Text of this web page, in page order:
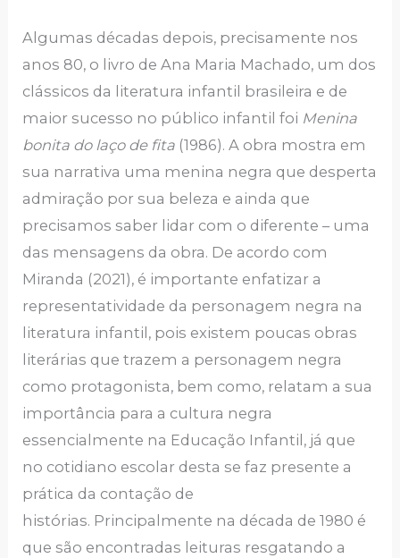
Algumas décadas depois, precisamente nos
anos 80, o livro de Ana Maria Machado, um dos
clássicos da literatura infantil brasileira e de
maior sucesso no público infantil foi Menina
bonita do laço de fita (1986). A obra mostra em
sua narrativa uma menina negra que desperta
admiração por sua beleza e ainda que
precisamos saber lidar com o diferente – uma
das mensagens da obra. De acordo com
Miranda (2021), é importante enfatizar a
representatividade da personagem negra na
literatura infantil, pois existem poucas obras
literárias que trazem a personagem negra
como protagonista, bem como, relatam a sua
importância para a cultura negra
essencialmente na Educação Infantil, já que
no cotidiano escolar desta se faz presente a
prática da contação de
histórias. Principalmente na década de 1980 é
que são encontradas leituras resgatando a